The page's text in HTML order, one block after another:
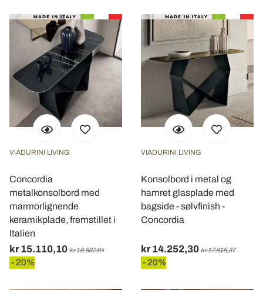
VIADURINI LIVING
Concordia
metalkonsolbord med
marmorlignende
keramikplade, fremstillet i
Italien
kr 15.110,10 kr 18.887,64
- 20%
VIADURINI LIVING
Konsolbord i metal og
hamret glasplade med
bagside - sølvfinish -
Concordia
kr 14.252,30 kr 17.815,37
- 20%